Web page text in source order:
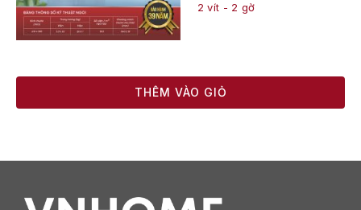
2 vít - 2 gờ
THÊM VÀO GIỎ